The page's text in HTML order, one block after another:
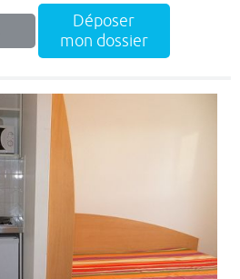
Déposer
mon dossier